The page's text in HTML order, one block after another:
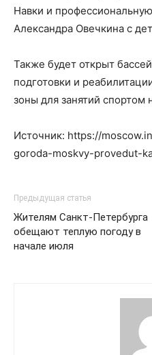
Навки и
Александра Овечкина с
Также будет открыт
подготовки и
зоны для занятий спортом
Источник: https://
goroda-moskvy-provedut-
Предыдущая статья
Жителям Санкт-Петербурга
обещают теплую погоду в
начале июля